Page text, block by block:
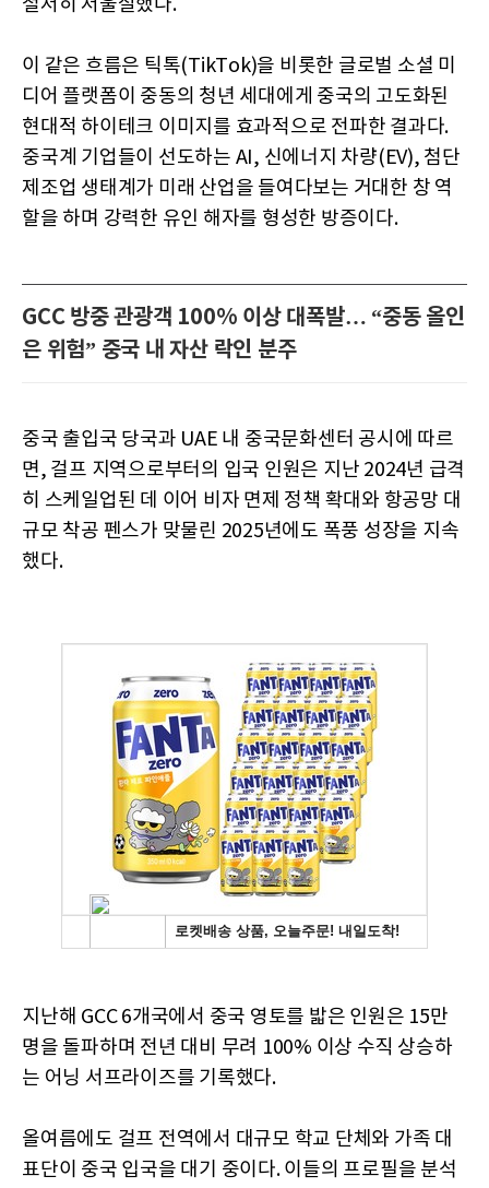
철저히 저울질했다.
이 같은 흐름은 틱톡(TikTok)을 비롯한 글로벌 소셜 미
디어 플랫폼이 중동의 청년 세대에게 중국의 고도화된
현대적 하이테크 이미지를 효과적으로 전파한 결과다.
중국계 기업들이 선도하는 AI, 신에너지 차량(EV), 첨단
제조업 생태계가 미래 산업을 들여다보는 거대한 창 역
할을 하며 강력한 유인 해자를 형성한 방증이다.
GCC 방중 관광객 100% 이상 대폭발… “중동 올인
은 위험” 중국 내 자산 락인 분주
중국 출입국 당국과 UAE 내 중국문화센터 공시에 따르
면, 걸프 지역으로부터의 입국 인원은 지난 2024년 급격
히 스케일업된 데 이어 비자 면제 정책 확대와 항공망 대
규모 착공 펜스가 맞물린 2025년에도 폭풍 성장을 지속
했다.
지난해 GCC 6개국에서 중국 영토를 밟은 인원은 15만
명을 돌파하며 전년 대비 무려 100% 이상 수직 상승하
는 어닝 서프라이즈를 기록했다.
올여름에도 걸프 전역에서 대규모 학교 단체와 가족 대
표단이 중국 입국을 대기 중이다. 이들의 프로필을 분석